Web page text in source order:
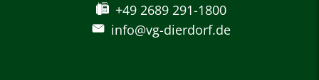
+49 2689 291-1800
info@vg-dierdorf.de